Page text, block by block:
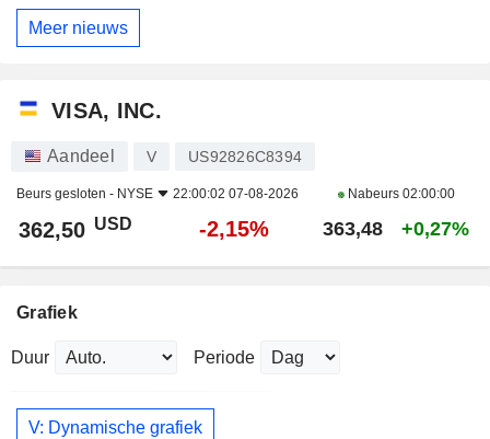
Meer nieuws
VISA, INC.
Aandeel V US92826C8394
Beurs gesloten - NYSE 22:00:02 07-08-2026 Nabeurs 02:00:00
362,50 USD -2,15% 363,48 +0,27%
Grafiek
Duur Periode
V: Dynamische grafiek